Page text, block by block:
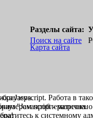
Разделы сайта:
Поиск на сайте
Карта сайта
Jasvscript. Работа в
"Javascript -
к системному
проблематична.